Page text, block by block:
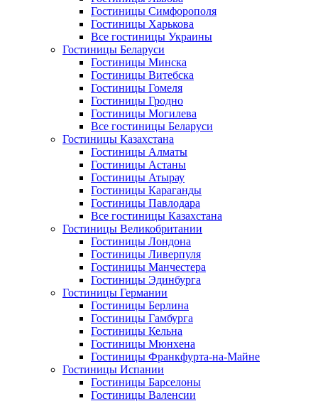
Гостиницы Симфорополя
Гостиницы Харькова
Все гостиницы Украины
Гостиницы Беларуси
Гостиницы Минска
Гостиницы Витебска
Гостиницы Гомеля
Гостиницы Гродно
Гостиницы Могилева
Все гостиницы Беларуси
Гостиницы Казахстана
Гостиницы Алматы
Гостиницы Астаны
Гостиницы Атырау
Гостиницы Караганды
Гостиницы Павлодара
Все гостиницы Казахстана
Гостиницы Великобритании
Гостиницы Лондона
Гостиницы Ливерпуля
Гостиницы Манчестера
Гостиницы Эдинбурга
Гостиницы Германии
Гостиницы Берлина
Гостиницы Гамбурга
Гостиницы Кельна
Гостиницы Мюнхена
Гостиницы Франкфурта-на-Майне
Гостиницы Испании
Гостиницы Барселоны
Гостиницы Валенсии